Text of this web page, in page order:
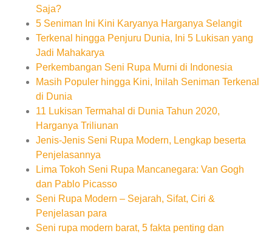
Saja?
5 Seniman Ini Kini Karyanya Harganya Selangit
Terkenal hingga Penjuru Dunia, Ini 5 Lukisan yang
Jadi Mahakarya
Perkembangan Seni Rupa Murni di Indonesia
Masih Populer hingga Kini, Inilah Seniman Terkenal
di Dunia
11 Lukisan Termahal di Dunia Tahun 2020,
Harganya Triliunan
Jenis-Jenis Seni Rupa Modern, Lengkap beserta
Penjelasannya
Lima Tokoh Seni Rupa Mancanegara: Van Gogh
dan Pablo Picasso
Seni Rupa Modern – Sejarah, Sifat, Ciri &
Penjelasan para
Seni rupa modern barat, 5 fakta penting dan